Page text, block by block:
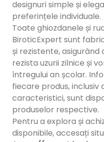
designuri simple și
preferințele individuale.
Toate ghiozdanele și
BiroticExpert sunt
și rezistente,
rezista uzurii zilnice și
întregului an școlar.
fiecare produs, inclusiv
caracteristici, sunt
produselor respective.
Pentru a explora și
disponibile, accesați